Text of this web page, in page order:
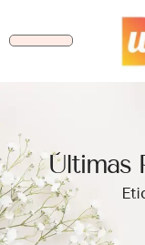
Ùltimas